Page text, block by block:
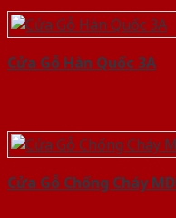
Cửa Gỗ Hàn Quốc 3A
Cửa Gỗ Chống Cháy